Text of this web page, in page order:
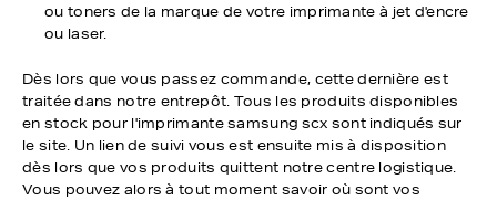
ou toners de la marque de votre imprimante à jet d'encre
ou laser.
Dès lors que vous passez commande, cette dernière est
traitée dans notre entrepôt. Tous les produits disponibles
en stock pour l'imprimante samsung scx sont indiqués sur
le site. Un lien de suivi vous est ensuite mis à disposition
dès lors que vos produits quittent notre centre logistique.
Vous pouvez alors à tout moment savoir où sont vos